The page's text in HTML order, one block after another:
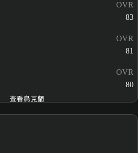
OVR
83
OVR
81
OVR
80
查看烏克蘭